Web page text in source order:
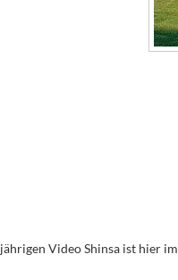
Video Shinsa ist hier im